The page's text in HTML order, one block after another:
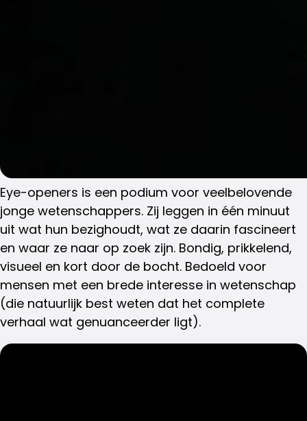
Eye-openers is een podium voor veelbelovende
jonge wetenschappers. Zij leggen in één minuut
uit wat hun bezighoudt, wat ze daarin fascineert
en waar ze naar op zoek zijn. Bondig, prikkelend,
visueel en kort door de bocht. Bedoeld voor
mensen met een brede interesse in wetenschap
(die natuurlijk best weten dat het complete
verhaal wat genuanceerder ligt).